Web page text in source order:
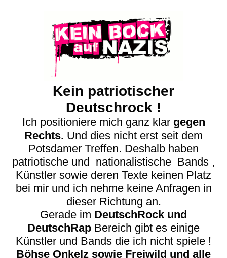
Kein patriotischer
Deutschrock !
Ich positioniere mich ganz klar gegen
Rechts. Und dies nicht erst seit dem
Potsdamer Treffen. Deshalb haben
patriotische und nationalistische Bands ,
Künstler sowie deren Texte keinen Platz
bei mir und ich nehme keine Anfragen in
dieser Richtung an.
Gerade im DeutschRock und
DeutschRap Bereich gibt es einige
Künstler und Bands die ich nicht spiele !
Böhse Onkelz sowie Freiwild und alle